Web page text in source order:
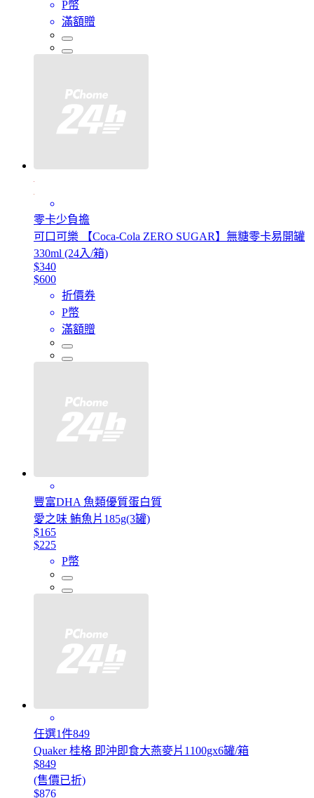
P幣
滿額贈
零卡少負擔
可口可樂 【Coca-Cola ZERO SUGAR】無糖零卡易開罐
330ml (24入/箱)
$340
$600
折價券
P幣
滿額贈
豐富DHA 魚類優質蛋白質
愛之味 鮪魚片185g(3罐)
$165
$225
P幣
任選1件849
Quaker 桂格 即沖即食大燕麥片1100gx6罐/箱
$849
(售價已折)
$876